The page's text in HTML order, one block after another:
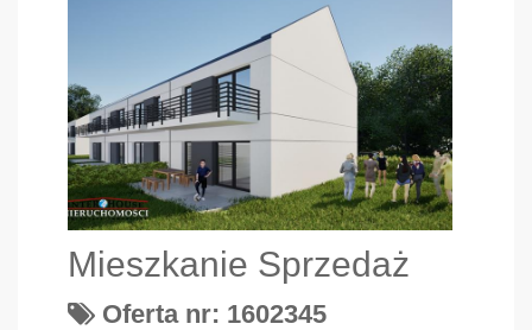
Mieszkanie Sprzedaż
Oferta nr: 1602345